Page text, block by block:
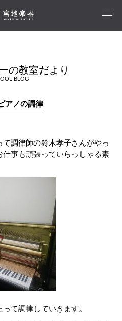
の教室だより
BLOG
アノの調律
調律師の鈴木孝子さんがやっ
事も頑張っていらっしゃる素
て調律していきます。